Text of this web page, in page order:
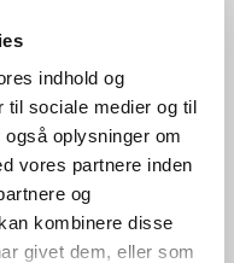
indhold og
til sociale medier og til
oplysninger om
vores partnere inden
og
kombinere disse
givet dem, eller som
for
Rytmisk
aktiviteter her